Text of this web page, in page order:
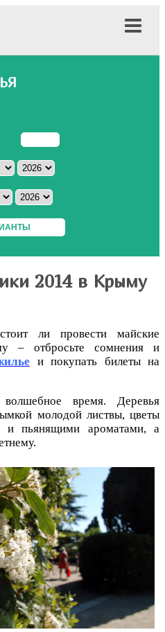
2014 в Крыму
ли провести майские
– отбросьте сомнения и
и покупать билеты на
время. Деревья
молодой листвы, цветы
и пьянящими ароматами, а